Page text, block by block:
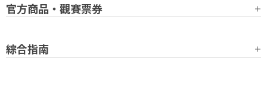
官方商品・觀賽票券
綜合指南